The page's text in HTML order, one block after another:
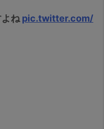
ね pic.twitter.com/